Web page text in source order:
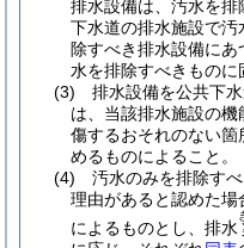
排水設備は、汚水を
下水道の排水施設で
除すべき排水設備に
水を排除すべきものに
(3)
排水設備を公共下
は、当該排水施設の
傷するおそれのない
めるものによること。
(4)
汚水のみを排除す
理由があると認めた場
によるものとし、排水